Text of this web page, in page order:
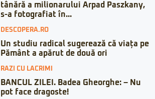
tânără a milionarului Arpad Paszkany,
s-a fotografiat în...
DESCOPERA.RO
Un studiu radical sugerează că viața pe
Pământ a apărut de două ori
RAZI CU LACRIMI
BANCUL ZILEI. Badea Gheorghe: – Nu
pot face dragoste!